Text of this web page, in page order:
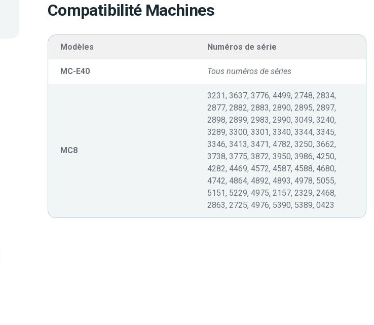
Compatibilité Machines
Modèles Numéros de série
MC-E40 Tous numéros de séries
MC8
3231, 3637, 3776, 4499, 2748, 2834,
2877, 2882, 2883, 2890, 2895, 2897,
2898, 2899, 2983, 2990, 3049, 3240,
3289, 3300, 3301, 3340, 3344, 3345,
3346, 3413, 3471, 4782, 3250, 3662,
3738, 3775, 3872, 3950, 3986, 4250,
4282, 4469, 4572, 4587, 4588, 4680,
4742, 4864, 4892, 4893, 4978, 5055,
5151, 5229, 4975, 2157, 2329, 2468,
2863, 2725, 4976, 5390, 5389, 0423